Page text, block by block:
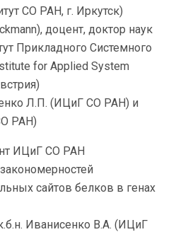
СО РАН, г. Иркутск)
доцент, доктор наук
Прикладного Системного
for Applied System
Л.П. (ИЦиГ СО РАН) и
РАН)
ИЦиГ СО РАН
сайтов белков в генах
Иванисенко В.А. (ИЦиГ